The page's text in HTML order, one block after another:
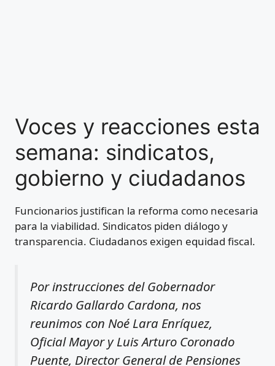
Voces y reacciones esta
semana: sindicatos,
gobierno y ciudadanos
Funcionarios justifican la reforma como necesaria
para la viabilidad. Sindicatos piden diálogo y
transparencia. Ciudadanos exigen equidad fiscal.
Por instrucciones del Gobernador
Ricardo Gallardo Cardona, nos
reunimos con Noé Lara Enríquez,
Oficial Mayor y Luis Arturo Coronado
Puente, Director General de Pensiones